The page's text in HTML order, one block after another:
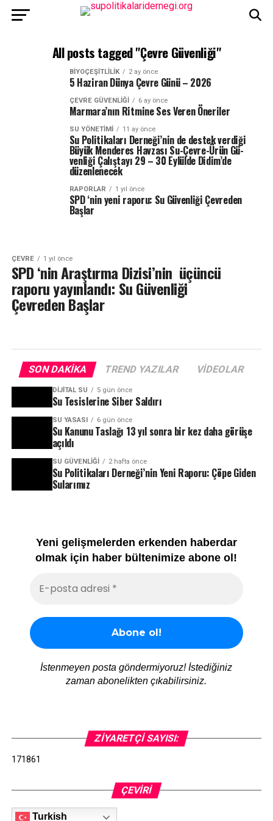
All posts tagged "Çevre Güvenliği"
BIYOÇEŞITLILIK 2 ay önce
5 Haziran Dünya Çevre Günü – 2026
ÇEVRE GÜVENLIĞI 6 ay önce
Marmara’nın Ritmine Ses Veren Öneriler
SU YÖNETIMI 11 ay önce
Su Politikaları Derneği’nin de destek verdiği
Büyük Men­de­res Hav­za­sı Su-Çev­re-Ürün Gü­
venliği Ça­lış­ta­yı 29 – 30 Ey­lül­de Didim’de
düzenlenecek
RAPORLAR 1 yıl önce
SPD ‘nin yeni raporu: Su Güvenliği Çevreden
Başlar
ÇEVRE 1 yıl önce
SPD ‘nin Araştırma Dizisi’nin üçüncü
raporu yayınlandı: Su Güvenliği
Çevreden Başlar
SON DAKIKA TREND YAZILAR VIDEOLAR
DIJITAL SU 5 gün önce
Su Tesislerine Siber Saldırı
SU YASASI 6 gün önce
Su Kanunu Taslağı 13 yıl sonra bir kez daha görüşe
açıldı
SU GÜVENLIĞI 2 hafta önce
Su Politikaları Derneği’nin Yeni Raporu: Çöpe Giden
Sularımız
Yeni gelişmelerden erkenden haberdar
olmak için haber bültenimize abone ol!
İstenmeyen posta göndermiyoruz! İstediğiniz
zaman abonelikten çıkabilirsiniz.
ZIYARETÇI SAYISI:
171861
ÇEVIRI
Turkish